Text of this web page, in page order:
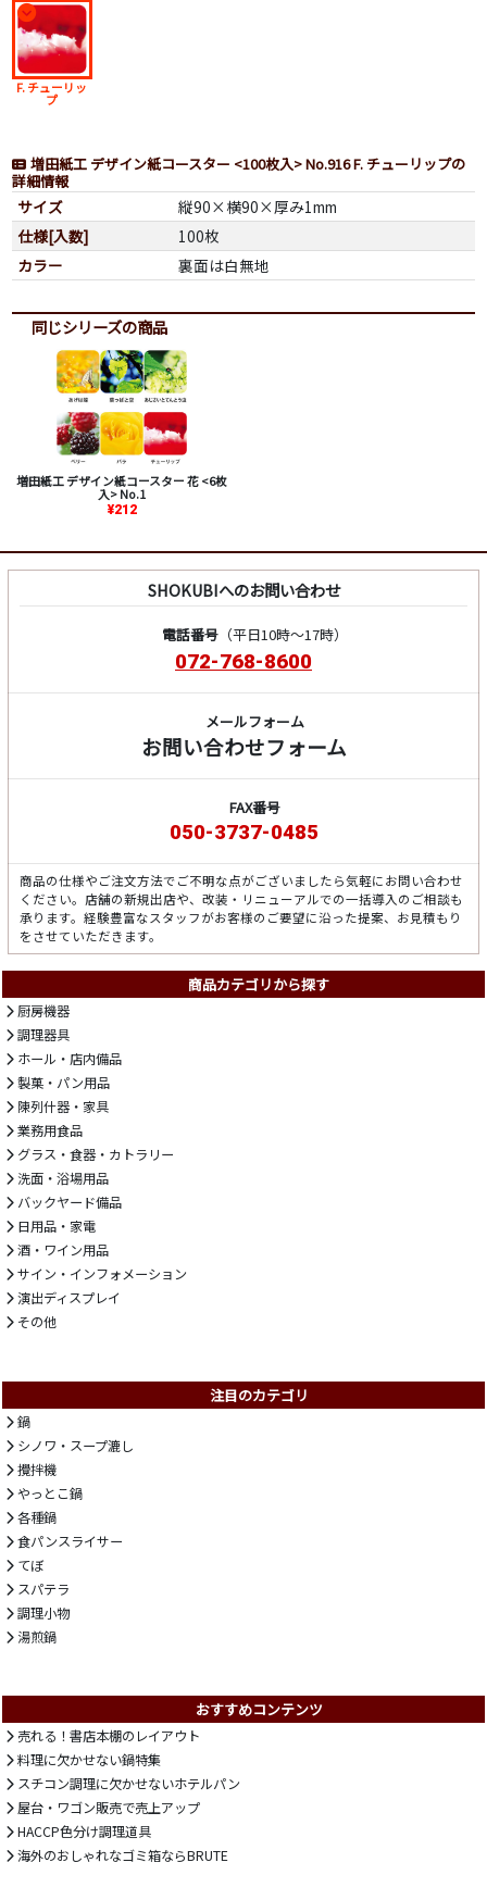
F. チューリッ
プ
増田紙工 デザイン紙コースター <100枚入> No.916 F. チューリップの
詳細情報
サイズ
縦90×横90×厚み1mm
仕様[入数]
100枚
カラー
裏面は白無地
同じシリーズの商品
増田紙工 デザイン紙コースター 花 <6枚
入> No.1
¥212
SHOKUBIへのお問い合わせ
電話番号（平日10時～17時）
072-768-8600
メールフォーム
お問い合わせフォーム
FAX番号
050-3737-0485
商品の仕様やご注文方法でご不明な点がございましたら気軽にお問い合わせ
ください。店舗の新規出店や、改装・リニューアルでの一括導入のご相談も
承ります。経験豊富なスタッフがお客様のご要望に沿った提案、お見積もり
をさせていただきます。
商品カテゴリから探す
厨房機器
調理器具
ホール・店内備品
製菓・パン用品
陳列什器・家具
業務用食品
グラス・食器・カトラリー
洗面・浴場用品
バックヤード備品
日用品・家電
酒・ワイン用品
サイン・インフォメーション
演出ディスプレイ
その他
注目のカテゴリ
鍋
シノワ・スープ漉し
攪拌機
やっとこ鍋
各種鍋
食パンスライサー
てぼ
スパテラ
調理小物
湯煎鍋
おすすめコンテンツ
売れる！書店本棚のレイアウト
料理に欠かせない鍋特集
スチコン調理に欠かせないホテルパン
屋台・ワゴン販売で売上アップ
HACCP色分け調理道具
海外のおしゃれなゴミ箱ならBRUTE